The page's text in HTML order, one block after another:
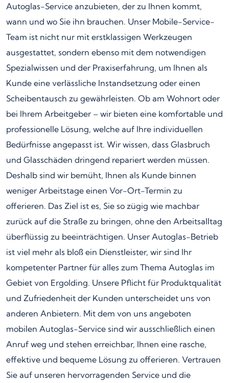
Autoglas-Service anzubieten, der zu Ihnen kommt,
wann und wo Sie ihn brauchen. Unser Mobile-Service-
Team ist nicht nur mit erstklassigen Werkzeugen
ausgestattet, sondern ebenso mit dem notwendigen
Spezialwissen und der Praxiserfahrung, um Ihnen als
Kunde eine verlässliche Instandsetzung oder einen
Scheibentausch zu gewährleisten. Ob am Wohnort oder
bei Ihrem Arbeitgeber – wir bieten eine komfortable und
professionelle Lösung, welche auf Ihre individuellen
Bedürfnisse angepasst ist. Wir wissen, dass Glasbruch
und Glasschäden dringend repariert werden müssen.
Deshalb sind wir bemüht, Ihnen als Kunde binnen
weniger Arbeitstage einen Vor-Ort-Termin zu
offerieren. Das Ziel ist es, Sie so zügig wie machbar
zurück auf die Straße zu bringen, ohne den Arbeitsalltag
überflüssig zu beeinträchtigen. Unser Autoglas-Betrieb
ist viel mehr als bloß ein Dienstleister, wir sind Ihr
kompetenter Partner für alles zum Thema Autoglas im
Gebiet von Ergolding. Unsere Pflicht für Produktqualität
und Zufriedenheit der Kunden unterscheidet uns von
anderen Anbietern. Mit dem von uns angeboten
mobilen Autoglas-Service sind wir ausschließlich einen
Anruf weg und stehen erreichbar, Ihnen eine rasche,
effektive und bequeme Lösung zu offerieren. Vertrauen
Sie auf unseren hervorragenden Service und die